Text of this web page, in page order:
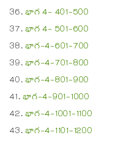
భాగ 4- 401-500
భాగ 4- 501-600
భాగ-4-601-700
భాగ-4-701-800
భాగ-4-801-900
భాగ-4-901-1000
భాగ-4-1001-1100
భాగ-4-1101-1200